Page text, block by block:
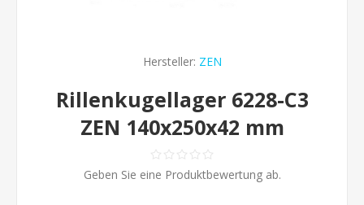
Hersteller: ZEN
Rillenkugellager 6228-C3
ZEN 140x250x42 mm
Geben Sie eine Produktbewertung ab.